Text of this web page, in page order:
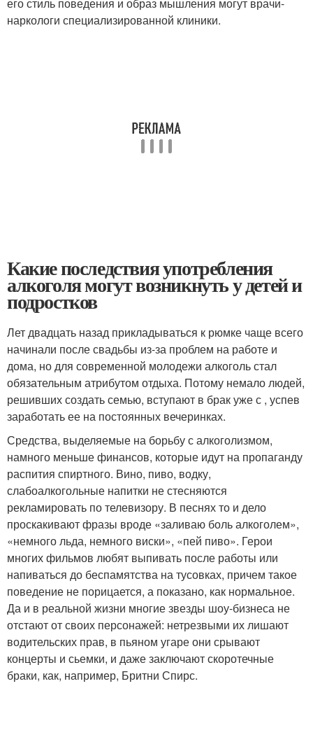
наркологи специализированной клиники.
Какие последствия употребления
алкоголя могут возникнуть у детей и
подростков
Лет двадцать назад прикладываться к рюмке чаще всего
начинали после свадьбы из-за проблем на работе и
дома, но для современной молодежи алкоголь стал
обязательным атрибутом отдыха. Потому немало людей,
решивших создать семью, вступают в брак уже с , успев
заработать ее на постоянных вечеринках.
Средства, выделяемые на борьбу с алкоголизмом,
намного меньше финансов, которые идут на пропаганду
распития спиртного. Вино, пиво, водку,
слабоалкогольные напитки не стесняются
рекламировать по телевизору. В песнях то и дело
проскакивают фразы вроде «заливаю боль алкоголем»,
«немного льда, немного виски», «пей пиво». Герои
многих фильмов любят выпивать после работы или
напиваться до беспамятства на тусовках, причем такое
поведение не порицается, а показано, как нормальное.
Да и в реальной жизни многие звезды шоу-бизнеса не
отстают от своих персонажей: нетрезвыми их лишают
водительских прав, в пьяном угаре они срывают
концерты и сьемки, и даже заключают скоротечные
браки, как, например, Бритни Спирс.